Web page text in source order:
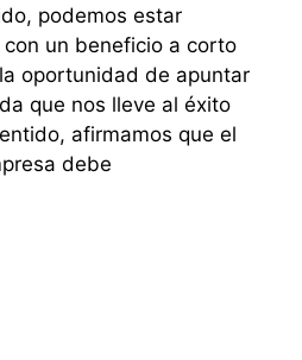
podemos estar
un beneficio a corto
oportunidad de apuntar
que nos lleve al éxito
afirmamos que el
debe